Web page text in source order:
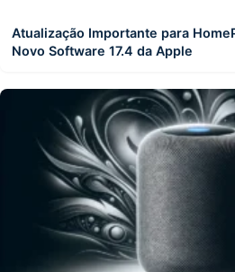
Atualização Importante para
Novo Software 17.4 da Apple